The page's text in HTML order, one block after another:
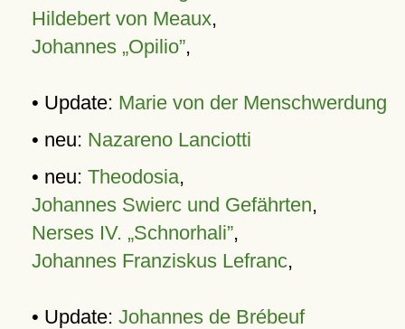
Hildebert von Meaux,
Johannes „Opilio”,
• Update: Marie von der Menschwerdung
• neu: Nazareno Lanciotti
• neu: Theodosia,
Johannes Swierc und Gefährten,
Nerses IV. „Schnorhali”,
Johannes Franziskus Lefranc,
• Update: Johannes de Brébeuf